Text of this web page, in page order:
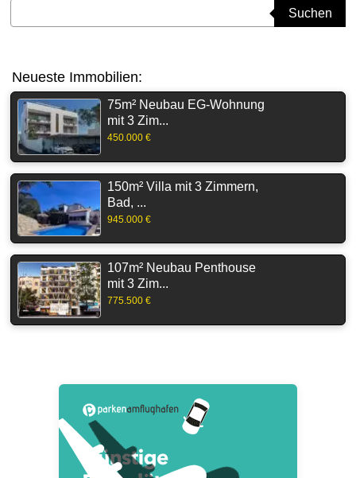
Suchen
Neueste Immobilien:
75m² Neubau EG-Wohnung
mit 3 Zim...
450.000 €
150m² Villa mit 3 Zimmern,
Bad, ...
945.000 €
107m² Neubau Penthouse
mit 3 Zim...
775.500 €